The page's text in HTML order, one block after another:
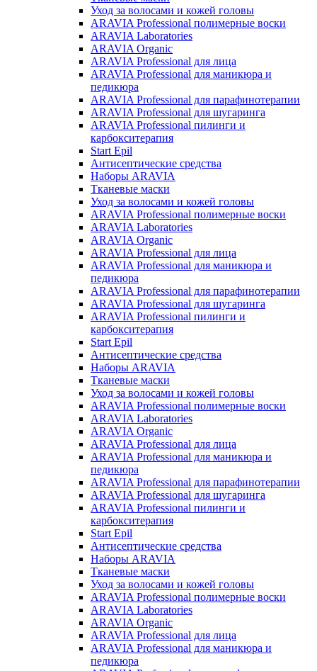
Уход за волосами и кожей головы
ARAVIA Professional полимерные воски
ARAVIA Laboratories
ARAVIA Organic
ARAVIA Professional для лица
ARAVIA Professional для маникюра и
педикюра
ARAVIA Professional для парафинотерапии
ARAVIA Professional для шугаринга
ARAVIA Professional пилинги и
карбокситерапия
Start Epil
Антисептические средства
Наборы ARAVIA
Тканевые маски
Уход за волосами и кожей головы
ARAVIA Professional полимерные воски
ARAVIA Laboratories
ARAVIA Organic
ARAVIA Professional для лица
ARAVIA Professional для маникюра и
педикюра
ARAVIA Professional для парафинотерапии
ARAVIA Professional для шугаринга
ARAVIA Professional пилинги и
карбокситерапия
Start Epil
Антисептические средства
Наборы ARAVIA
Тканевые маски
Уход за волосами и кожей головы
ARAVIA Professional полимерные воски
ARAVIA Laboratories
ARAVIA Organic
ARAVIA Professional для лица
ARAVIA Professional для маникюра и
педикюра
ARAVIA Professional для парафинотерапии
ARAVIA Professional для шугаринга
ARAVIA Professional пилинги и
карбокситерапия
Start Epil
Антисептические средства
Наборы ARAVIA
Тканевые маски
Уход за волосами и кожей головы
ARAVIA Professional полимерные воски
ARAVIA Laboratories
ARAVIA Organic
ARAVIA Professional для лица
ARAVIA Professional для маникюра и
педикюра